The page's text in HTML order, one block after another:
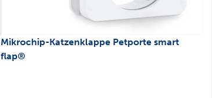
Mikrochip-Katzenklappe Petporte smart
flap®